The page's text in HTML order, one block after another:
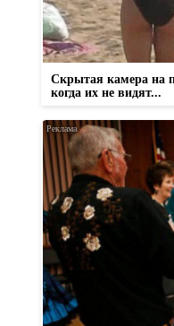
Скрытая камера на
когда их не видят...